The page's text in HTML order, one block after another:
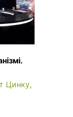
Цинку